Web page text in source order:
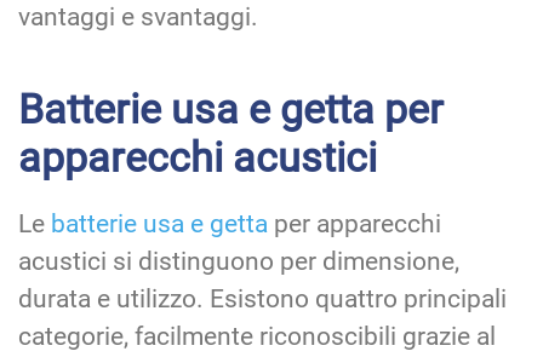
vantaggi e svantaggi.
Batterie usa e getta per
apparecchi acustici
Le batterie usa e getta per apparecchi
acustici si distinguono per dimensione,
durata e utilizzo. Esistono quattro principali
categorie, facilmente riconoscibili grazie al